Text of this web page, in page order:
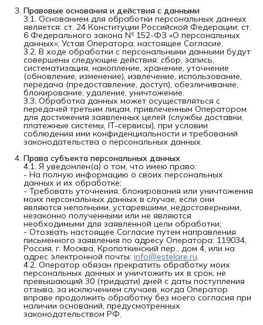
Правовые основания и действия с данными
3.1. Основанием для обработки персональных данных
является: ст. 24 Конституции Российской Федерации; ст.
6 Федерального закона № 152-ФЗ «О персональных
данных»; Устав Оператора; настоящее Согласие.
3.2. В ходе обработки с персональными данными будут
совершены следующие действия: сбор, запись,
систематизация, накопление, хранение, уточнение
(обновление, изменение), извлечение, использование,
передача (предоставление, доступ), обезличивание,
блокирование, удаление, уничтожение.
3.3. Обработка данных может осуществляться с
передачей третьим лицам, привлеченным Оператором
для достижения заявленных целей (службы доставки,
платежные системы, IT-сервисы), при условии
соблюдения ими конфиденциальности и требований
законодательства о персональных данных.
Права субъекта персональных данных
4.1. Я уведомлен(а) о том, что имею право:
- На полную информацию о своих персональных
данных и их обработке;
- Требовать уточнения, блокирования или уничтожения
моих персональных данных в случае, если они
являются неполными, устаревшими, недостоверными,
незаконно полученными или не являются
необходимыми для заявленной цели обработки;
- Отозвать настоящее Согласие путем направления
письменного заявления по адресу Оператора: 119034,
Россия, г. Москва, Кропоткинский пер., дом 4, или на
адрес электронной почты: info@estelare.ru.
4.2. Оператор обязан прекратить обработку моих
персональных данных и уничтожить их в срок, не
превышающий 30 (тридцати) дней с даты поступления
отзыва, за исключением случаев, когда Оператор
вправе продолжить обработку без моего согласия при
наличии оснований, предусмотренных
законодательством РФ.